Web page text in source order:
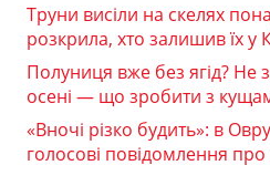
Труни висіли на скелях
розкрила, хто залишив їх у
Полуниця вже без ягід? Не
осені — що зробити з
«Вночі різко будить»: в
голосові повідомлення про